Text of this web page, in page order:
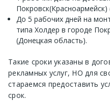
До 5 рабочих дней на
типа Холдер в городе
(Донецкая область).
Такие сроки указаны в
рекламных услуг, НО для
стараемся предоставить
срок.